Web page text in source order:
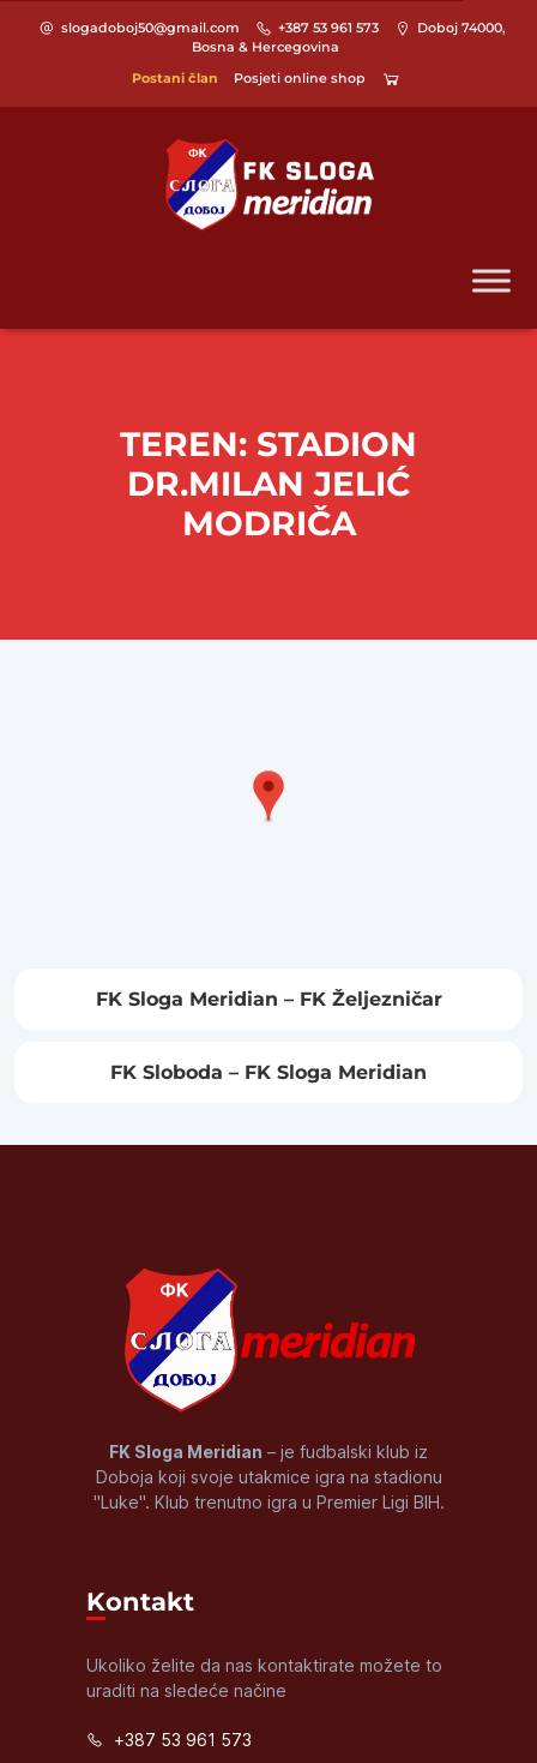
slogadoboj50@gmail.com +387 53 961 573
Doboj 74000,
Bosna & Hercegovina
Postani član
Posjeti online shop
TEREN: STADION
DR.MILAN JELIĆ
MODRIČA
FK Sloga Meridian – FK Željezničar
FK Sloboda – FK Sloga Meridian
FK Sloga Meridian – je fudbalski klub iz
Doboja koji svoje utakmice igra na stadionu
"Luke". Klub trenutno igra u Premier Ligi BIH.
Kontakt
Ukoliko želite da nas kontaktirate možete to
uraditi na sledeće načine
+387 53 961 573